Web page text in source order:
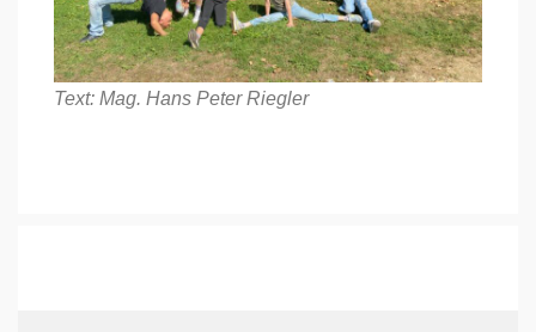
Text: Mag. Hans Peter Riegler